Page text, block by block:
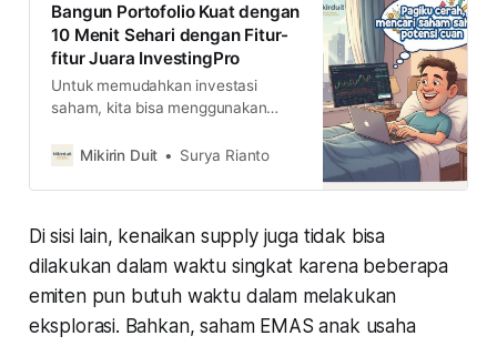
Bangun Portofolio Kuat dengan
10 Menit Sehari dengan Fitur-
fitur Juara InvestingPro
Untuk memudahkan investasi
saham, kita bisa menggunakan
Investing Pro. Apa saja yang bisa
selengkapnya di sini
Mikirin Duit Surya Rianto
Di sisi lain, kenaikan supply juga tidak bisa
dilakukan dalam waktu singkat karena beberapa
emiten pun butuh waktu dalam melakukan
eksplorasi. Bahkan, saham EMAS anak usaha